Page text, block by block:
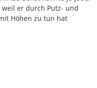
er durch Putz- und
Höhen zu tun hat